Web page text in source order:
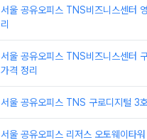
서울 공유오피스 TNS비즈니스센터
리
서울 공유오피스 TNS비즈니스센터
가격 정리
서울 공유오피스 TNS 구로디지털 3
서울 공유오피스 리저스 오토웨이타워